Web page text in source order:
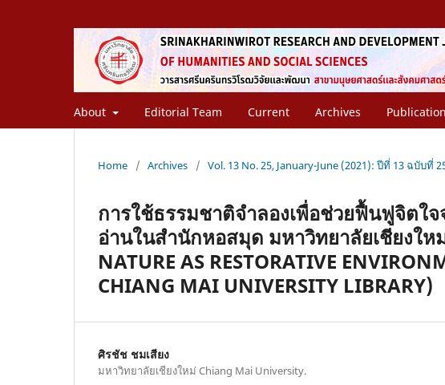
About Editorial Team Current Archives
Home / Archives / Vol. 13 No. 25, January-June (2021): ปีที่ 13 ฉบับที่
การใช้ธรรมชาติจำลองเพื่อช่วยฟื้นฟูจิตใ
อ่านในสำนักหอสมุด มหาวิทยาลัยเชียงให
NATURE AS RESTORATIVE
CHIANG MAI UNIVERSITY LIBRARY)
ศิรชัช ชมเสียง
มหาวิทยาลัยเชียงใหม่ Chiang Mai University.